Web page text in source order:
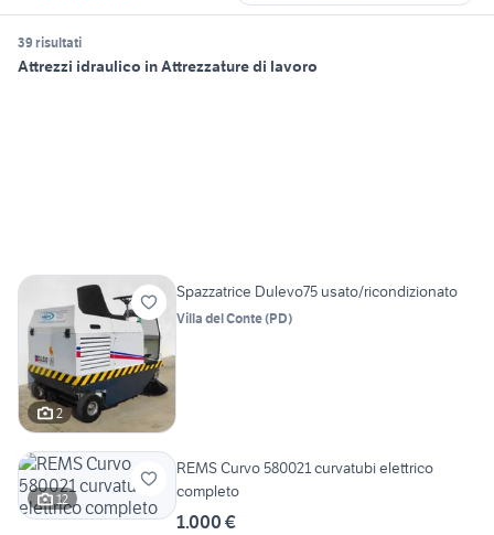
39 risultati
Attrezzi idraulico in Attrezzature di lavoro
2
Spazzatrice Dulevo75 usato/ricondizionato
Villa del Conte(PD)
12
REMS Curvo 580021 curvatubi elettrico
completo
1.000 €